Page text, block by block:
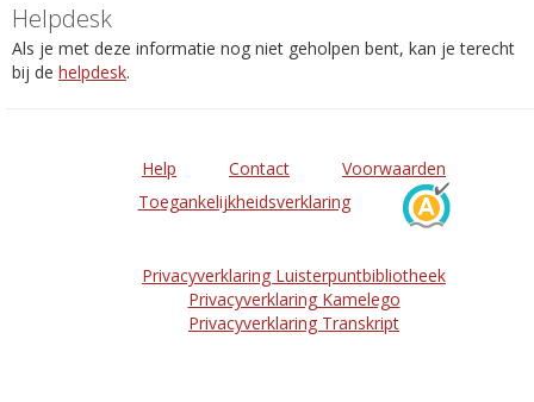
Helpdesk
Als je met deze informatie nog niet geholpen bent, kan je terecht
bij de helpdesk.
Help Contact
Voorwaarden
Toegankelijkheidsverklaring
Privacyverklaring Luisterpuntbibliotheek
Privacyverklaring Kamelego
Privacyverklaring Transkript